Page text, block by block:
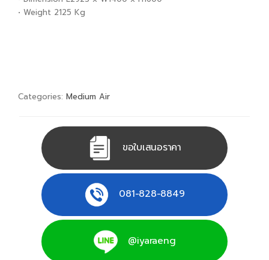
• Weight 2125 Kg
Categories: Medium Air
ขอใบเสนอราคา
081-828-8849
@iyaraeng